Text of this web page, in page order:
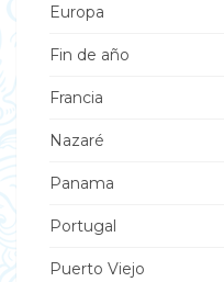
Europa
Fin de año
Francia
Nazaré
Panama
Portugal
Puerto Viejo